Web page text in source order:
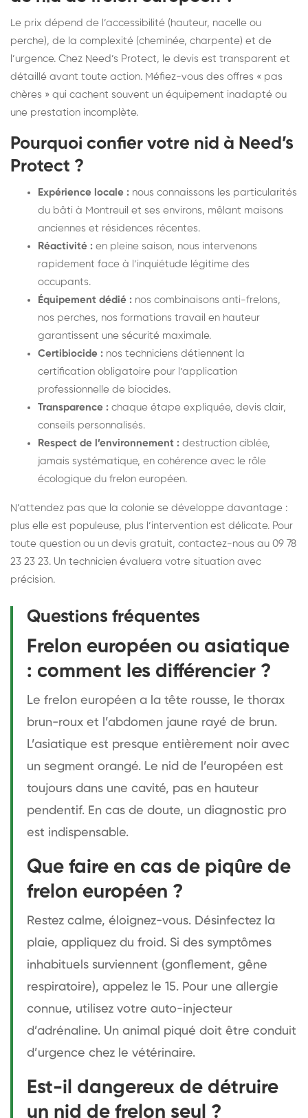
Le prix dépend de l’accessibilité (hauteur, nacelle ou
perche), de la complexité (cheminée, charpente) et de
l’urgence. Chez Need’s Protect, le devis est transparent et
détaillé avant toute action. Méfiez-vous des offres « pas
chères » qui cachent souvent un équipement inadapté ou
une prestation incomplète.
Pourquoi confier votre nid à Need’s
Protect ?
Expérience locale : nous connaissons les particularités
du bâti à Montreuil et ses environs, mêlant maisons
anciennes et résidences récentes.
Réactivité : en pleine saison, nous intervenons
rapidement face à l’inquiétude légitime des
occupants.
Équipement dédié : nos combinaisons anti-frelons,
nos perches, nos formations travail en hauteur
garantissent une sécurité maximale.
Certibiocide : nos techniciens détiennent la
certification obligatoire pour l’application
professionnelle de biocides.
Transparence : chaque étape expliquée, devis clair,
conseils personnalisés.
Respect de l’environnement : destruction ciblée,
jamais systématique, en cohérence avec le rôle
écologique du frelon européen.
N’attendez pas que la colonie se développe davantage :
plus elle est populeuse, plus l’intervention est délicate. Pour
toute question ou un devis gratuit, contactez-nous au 09 78
23 23 23. Un technicien évaluera votre situation avec
précision.
Questions fréquentes
Frelon européen ou asiatique
: comment les différencier ?
Le frelon européen a la tête rousse, le thorax
brun-roux et l’abdomen jaune rayé de brun.
L’asiatique est presque entièrement noir avec
un segment orangé. Le nid de l’européen est
toujours dans une cavité, pas en hauteur
pendentif. En cas de doute, un diagnostic pro
est indispensable.
Que faire en cas de piqûre de
frelon européen ?
Restez calme, éloignez-vous. Désinfectez la
plaie, appliquez du froid. Si des symptômes
inhabituels surviennent (gonflement, gêne
respiratoire), appelez le 15. Pour une allergie
connue, utilisez votre auto-injecteur
d’adrénaline. Un animal piqué doit être conduit
d’urgence chez le vétérinaire.
Est-il dangereux de détruire
un nid de frelon seul ?